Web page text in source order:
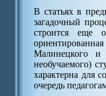
В статьях в
загадочный
строится еще
Малинецкого
необучаемого)
характерна для
очередь